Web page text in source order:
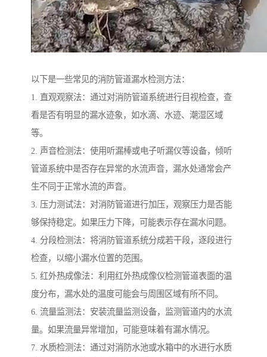
以下是一些常见的消防管道漏水检测方法：
1. 直观观察法：通过对消防管道系统进行目视检查，查
看是否有明显的漏水迹象，如水滴、水迹、潮湿区域
等。
2. 声音检测法：使用听漏棒或电子听漏仪等设备，倾听
管道系统中是否存在异常的水流声音，漏水处通常会产
生不同于正常水流的声音。
3. 压力测试法：对消防管道进行加压，观察压力是否能
够保持稳定。如果压力下降，可能表示存在漏水问题。
4. 分段检测法：将消防管道系统分成若干段，逐段进行
检查，以缩小漏水位置的范围。
5. 红外热成像法：利用红外热成像仪检测管道表面的温
度分布，漏水处的温度可能会与周围区域有所不同。
6. 流量监测法：安装流量监测设备，监测管道内的水流
量。如果流量异常增加，可能意味着有漏水情况。
7. 水质检测法：通过对消防水池或水箱中的水进行水质